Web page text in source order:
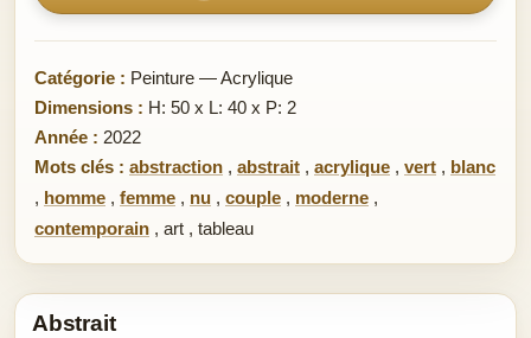
Catégorie : Peinture — Acrylique
Dimensions : H: 50 x L: 40 x P: 2
Année : 2022
Mots clés : abstraction , abstrait , acrylique , vert , blanc
, homme , femme , nu , couple , moderne ,
contemporain , art , tableau
Abstrait